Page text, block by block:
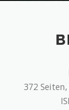
372